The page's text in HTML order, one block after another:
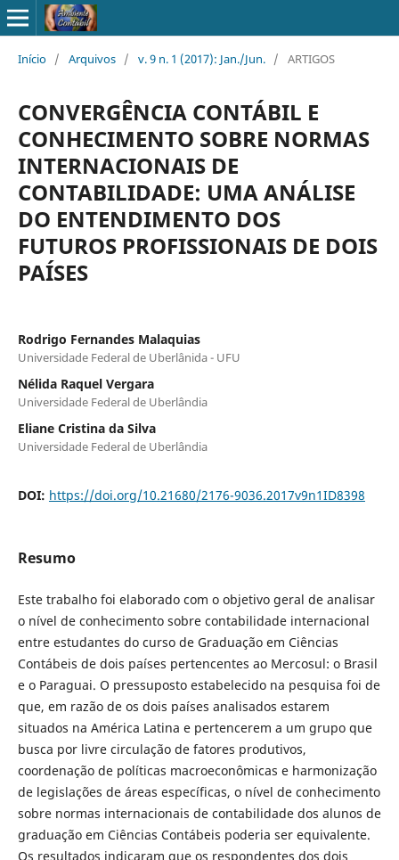
Início / Arquivos / v. 9 n. 1 (2017): Jan./Jun. / ARTIGOS
CONVERGÊNCIA CONTÁBIL E
CONHECIMENTO SOBRE NORMAS
INTERNACIONAIS DE
CONTABILIDADE: UMA ANÁLISE
DO ENTENDIMENTO DOS
FUTUROS PROFISSIONAIS DE DOIS
PAÍSES
Rodrigo Fernandes Malaquias
Universidade Federal de Uberlânida - UFU
Nélida Raquel Vergara
Universidade Federal de Uberlândia
Eliane Cristina da Silva
Universidade Federal de Uberlândia
DOI: https://doi.org/10.21680/2176-9036.2017v9n1ID8398
Resumo
Este trabalho foi elaborado com o objetivo geral de analisar
o nível de conhecimento sobre contabilidade internacional
entre estudantes do curso de Graduação em Ciências
Contábeis de dois países pertencentes ao Mercosul: o Brasil
e o Paraguai. O pressuposto estabelecido na pesquisa foi de
que, em razão de os dois países analisados estarem
situados na América Latina e pertencerem a um grupo que
busca por livre circulação de fatores produtivos,
coordenação de políticas macroeconômicas e harmonização
de legislações de áreas específicas, o nível de conhecimento
sobre normas internacionais de contabilidade dos alunos de
graduação em Ciências Contábeis poderia ser equivalente.
Os resultados indicaram que os respondentes dos dois